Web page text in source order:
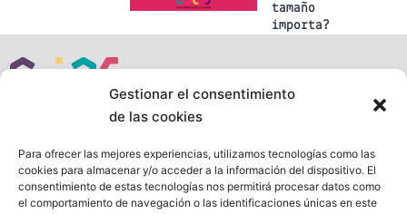
Gestionar el consentimiento
de las cookies
Para ofrecer las mejores experiencias, utilizamos tecnologías como las
cookies para almacenar y/o acceder a la información del dispositivo. El
consentimiento de estas tecnologías nos permitirá procesar datos como
el comportamiento de navegación o las identificaciones únicas en este
tamaño
importa?
Siguenos en:
Mapa web